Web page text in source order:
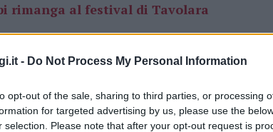
- Do Not Process My Personal Information
opt-out of the sale, sharing to third parties, or processing
for targeted advertising by us, please use the
selection. Please note that after your opt-out request is
rimanga al festival di Tavolara
al Vaticano tra Papa Francesco e comici
è stata caratterizzata da momenti di
numerosi ospiti illustri
scatto è diventato virale e la comica è
di incontrare il pontefice.